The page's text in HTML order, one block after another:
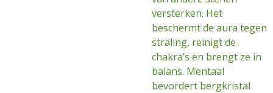
versterken. Het
beschermt de aura tegen
straling, reinigt de
chakra’s en brengt ze in
balans. Mentaal
bevordert bergkristal